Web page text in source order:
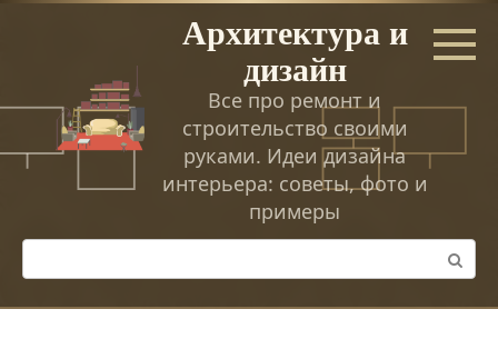
Перейти
Архитектура и
дизайн
Все про ремонт и
строительство своими
руками. Идеи дизайна
интерьера: советы, фото и
примеры
Поиск: